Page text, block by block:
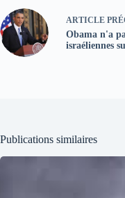
ARTICLE
Obama n'a
israéliennes
Publications similaires